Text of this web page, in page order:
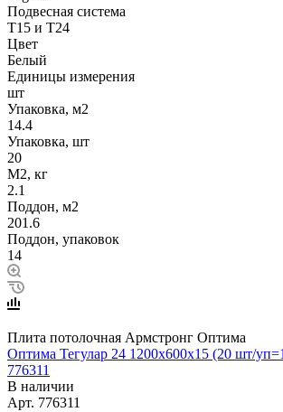
Подвесная система
Т15 и Т24
Цвет
Белый
Единицы измерения
шт
Упаковка, м2
14.4
Упаковка, шт
20
М2, кг
2.1
Поддон, м2
201.6
Поддон, упаковок
14
Плита потолочная Армстронг Оптима
Оптима Тегулар 24 1200х600х15 (20 шт/
776311
В наличии
Арт. 776311